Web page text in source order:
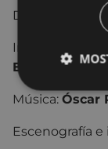
Dirección:
Intérpretes:
Emiliano
Música: Óscar
Escenografía